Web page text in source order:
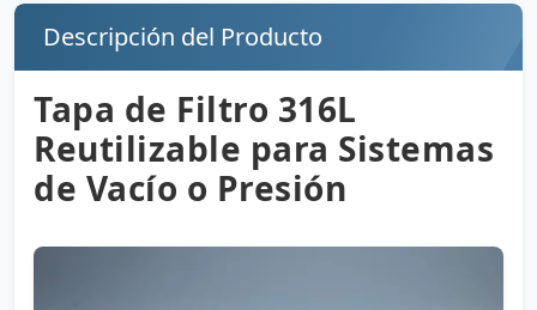
Descripción del Producto
Tapa de Filtro 316L
Reutilizable para Sistemas
de Vacío o Presión